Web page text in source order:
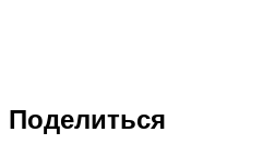
Поделиться